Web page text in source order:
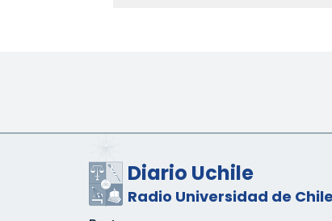
Diario Uchile
Radio Universidad de Chile